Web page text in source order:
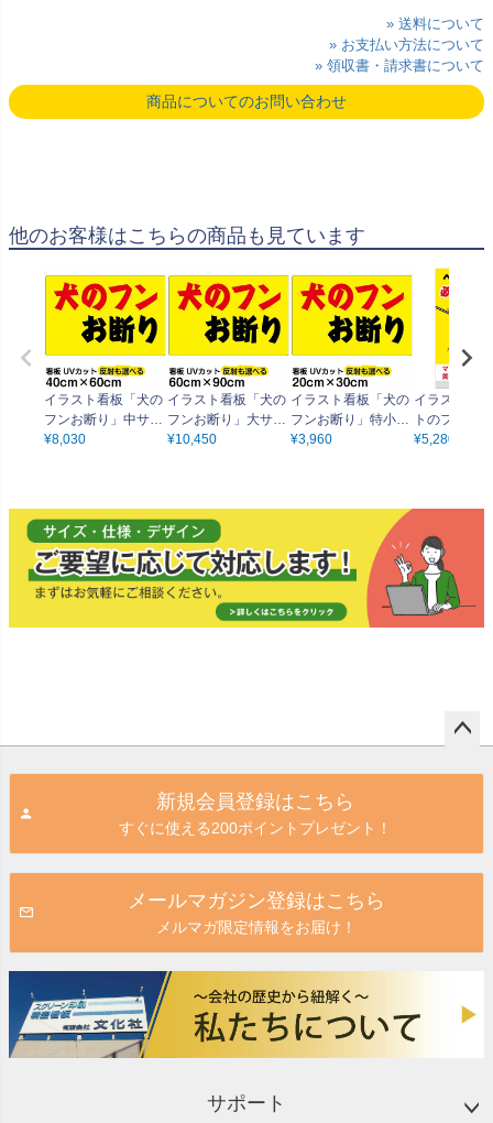
» 送料について
» お支払い方法について
» 領収書・請求書について
商品についてのお問い合わせ
他のお客様はこちらの商品も見ています
イラスト看板「犬の
フンお断り」中サイ
ズ（60cm×40cm）
¥8,030
イラスト看板「犬の
フンお断り」大サイ
ズ（90cm×60cm）
¥10,450
イラスト看板「犬の
フンお断り」特小サ
イズ（30cm×20c
¥3,960
イラスト看
トのフンは
帰ろう」小
¥5,280
新規会員登録はこちら
すぐに使える200ポイントプレゼント！
メールマガジン登録はこちら
メルマガ限定情報をお届け！
サポート